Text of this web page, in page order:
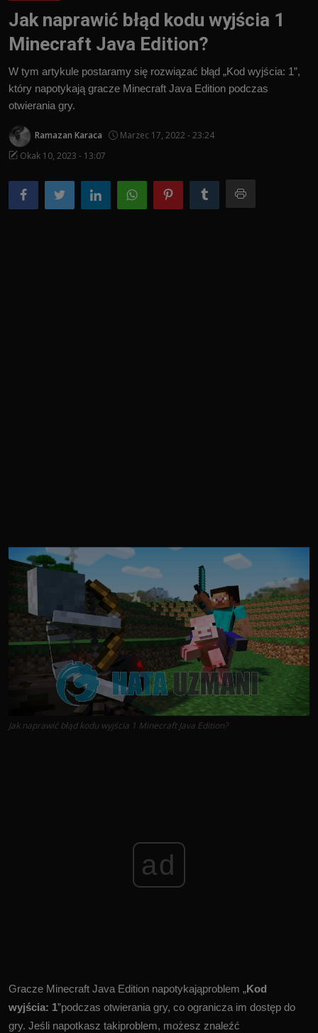
Polish
Jak naprawić błąd kodu wyjścia 1
Minecraft Java Edition?
W tym artykule postaramy się rozwiązać błąd „Kod wyjścia: 1”,
który napotykają gracze Minecraft Java Edition podczas
otwierania gry.
Ramazan Karaca
Marzec 17, 2022 - 23:24
Okak 10, 2023 - 13:07
Jak naprawić błąd kodu wyjścia 1 Minecraft Java Edition?
ad
Gracze Minecraft Java Edition napotykająproblem „Kod
wyjścia: 1”podczas otwierania gry, co ogranicza im dostęp do
gry. Jeśli napotkasz takiproblem, możesz znaleźć